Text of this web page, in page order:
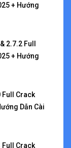
+ Hướng
2.7.2 Full
+ Hướng
Crack
Dẫn Cài
Crack